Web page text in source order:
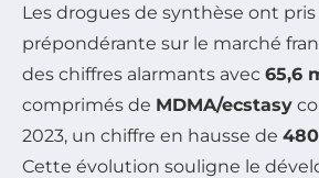
Les drogues de synthèse ont
prépondérante sur le marché
des chiffres alarmants avec 65,6
comprimés de MDMA/ecstasy
2023, un chiffre en hausse de
Cette évolution souligne le